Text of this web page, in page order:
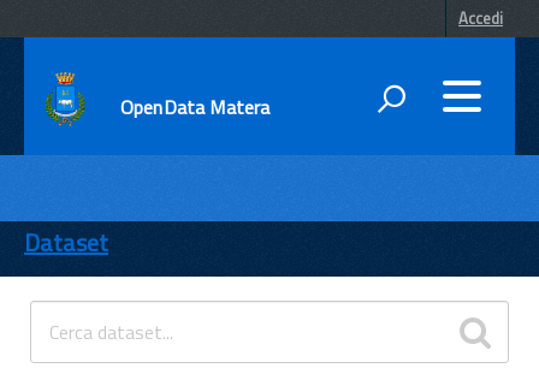
Accedi
OpenData Matera
ENTI
TEMI
INFORMAZIONI
Dataset